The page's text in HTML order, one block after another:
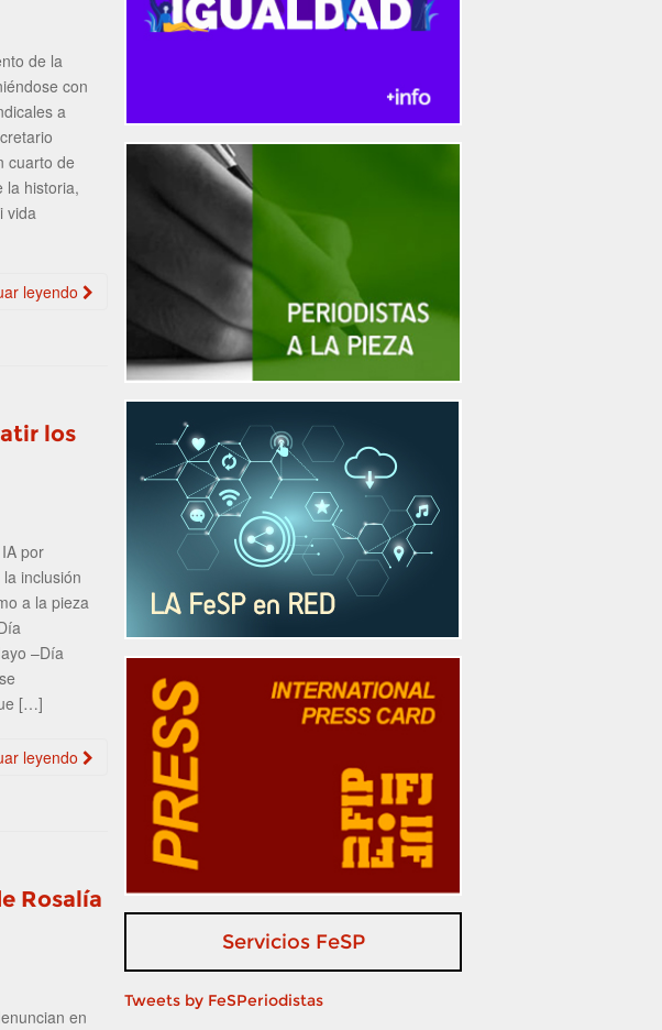
de la
con
a
cuarto de
la historia,
vida
leyendo
los
por
inclusión
a la pieza
–Día
[…]
leyendo
Rosalía
en
Servicios FeSP
Tweets by FeSPeriodistas